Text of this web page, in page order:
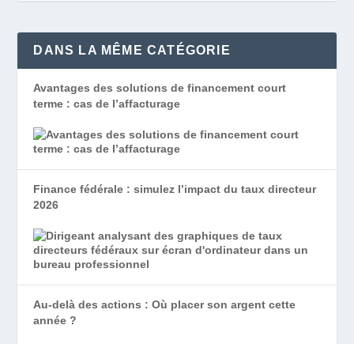
DANS LA MÊME CATÉGORIE
Avantages des solutions de financement court
terme : cas de l’affacturage
Finance fédérale : simulez l’impact du taux directeur
2026
Au-delà des actions : Où placer son argent cette
année ?